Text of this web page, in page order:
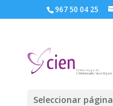
967 50 04 25
Seleccionar página